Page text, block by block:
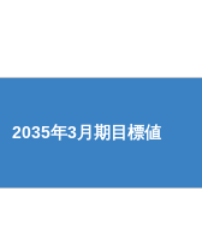
2035年3月期 目標値